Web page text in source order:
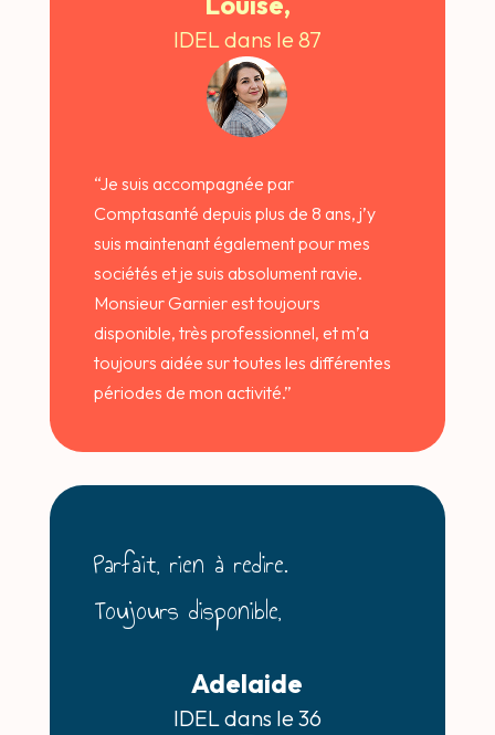
IDEL dans le 87
“Je suis accompagnée par
Comptasanté depuis plus de 8 ans, j’y
suis maintenant également pour mes
sociétés et je suis absolument ravie.
Monsieur Garnier est toujours
disponible, très professionnel, et m’a
toujours aidée sur toutes les différentes
périodes de mon activité.”
Parfait, rien à redire.
Toujours disponible,
Adelaide
IDEL dans le 36